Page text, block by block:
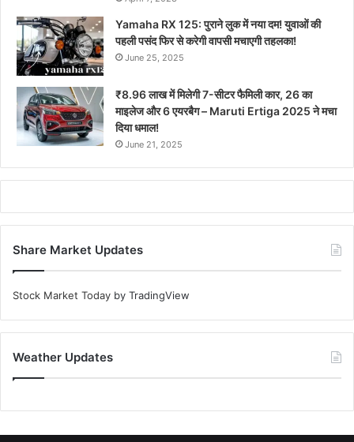
Yamaha RX 125: पुराने लुक में नया दम! युवाओं की
पहली पसंद फिर से करेगी वापसी मचाएगी तहलका!
June 25, 2025
₹8.96 लाख में मिलेगी 7-सीटर फैमिली कार, 26 का
माइलेज और 6 एयरबैग – Maruti Ertiga 2025 ने मचा
दिया धमाल!
June 21, 2025
Share Market Updates
Stock Market Today by TradingView
Weather Updates